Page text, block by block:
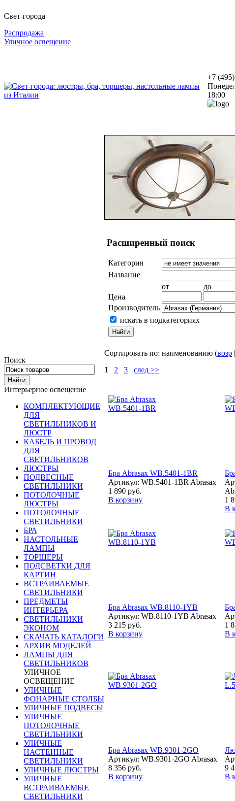
Свет-города
Распродажа
Уличное освещение
+7
18:00
Поиск
Интерьерное освещение
КОМПЛЕКТУЮЩИЕ
ДЛЯ
СВЕТИЛЬНИКОВ И
ЛЮСТР
КАБЕЛЬ И ПРОВОД
ДЛЯ
СВЕТИЛЬНИКОВ
ЛЮСТРЫ
ПОДВЕСНЫЕ
СВЕТИЛЬНИКИ
ПОТОЛОЧНЫЕ
ЛЮСТРЫ
ПОТОЛОЧНЫЕ
СВЕТИЛЬНИКИ
БРА
НАСТОЛЬНЫЕ
ЛАМПЫ
ТОРШЕРЫ
ПОДСВЕТКИ ДЛЯ
КАРТИН
ВСТРАИВАЕМЫЕ
СВЕТИЛЬНИКИ
ПРЕДМЕТЫ
ИНТЕРЬЕРА
СВЕТИЛЬНИКИ
ЭКОНОМ
СКАЧАТЬ КАТАЛОГИ
АРХИВ МОДЕЛЕЙ
ЛАМПЫ ДЛЯ
СВЕТИЛЬНИКОВ
УЛИЧНОЕ
ОСВЕЩЕНИЕ
УЛИЧНЫЕ
ФОНАРНЫЕ СТОЛБЫ
УЛИЧНЫЕ ПОДВЕСЫ
УЛИЧНЫЕ
ПОТОЛОЧНЫЕ
СВЕТИЛЬНИКИ
УЛИЧНЫЕ
НАСТЕННЫЕ
СВЕТИЛЬНИКИ
УЛИЧНЫЕ ЛЮСТРЫ
УЛИЧНЫЕ
ВСТРАИВАЕМЫЕ
СВЕТИЛЬНИКИ
Расширенный поиск
Категория
Название
Цена
от до
Производитель
искать в подкатегориях
Сортировать по: наименованию (возр |
1
2 3 след >>
Бра Abrasax WB.5401-1BR
Артикул: WB.5401-1BR Abrasax
1 890 руб.
В корзину
1
В
Бра Abrasax WB.8110-1YB
Артикул: WB.8110-1YB Abrasax
3 215 руб.
В корзину
1
В
Бра Abrasax WB.9301-2GO
Артикул: WB.9301-2GO Abrasax
8 356 руб.
В корзину
9
В